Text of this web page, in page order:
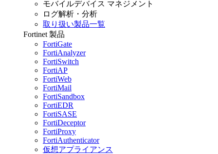
モバイルデバイス マネジメント
ログ解析・分析
取り扱い製品一覧
Fortinet 製品
FortiGate
FortiAnalyzer
FortiSwitch
FortiAP
FortiWeb
FortiMail
FortiSandbox
FortiEDR
FortiSASE
FortiDeceptor
FortiProxy
FortiAuthenticator
仮想アプライアンス